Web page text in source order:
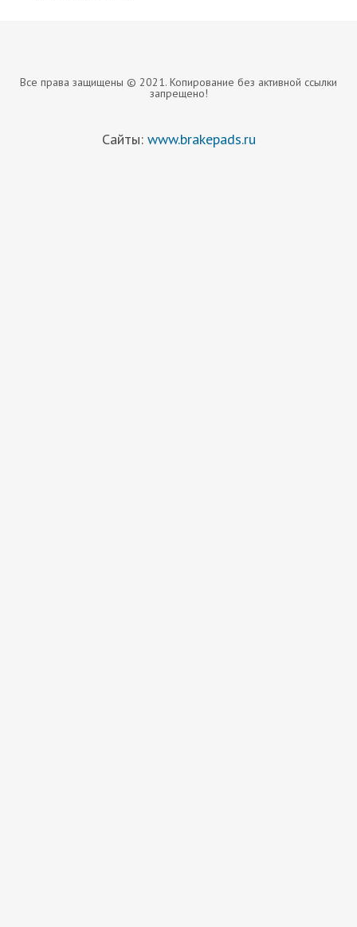
Все права защищены © 2021. Копирование без активной ссылки
запрещено!
Сайты: www.brakepads.ru